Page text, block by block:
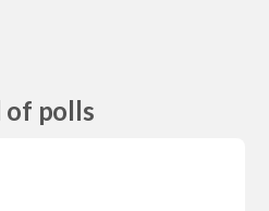
of polls